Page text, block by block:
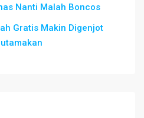
Nanti Malah Boncos
Gratis Makin Digenjot